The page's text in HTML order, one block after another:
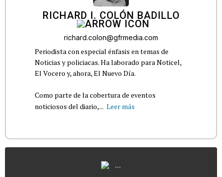
RICHARD I. COLÓN BADILLO
richard.colon@gfrmedia.com
Periodista con especial énfasis en temas de
Noticias y policiacas. Ha laborado para Noticel,
El Vocero y, ahora, El Nuevo Día.
Como parte de la cobertura de eventos
noticiosos del diario,... Leer más
...